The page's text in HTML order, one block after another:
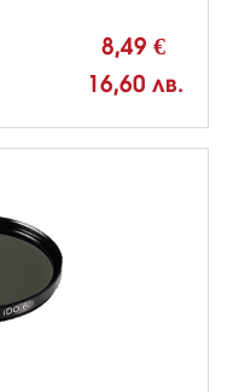
8,49 €
16,60 лв.